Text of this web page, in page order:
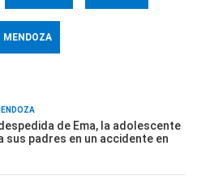
MENDOZA
de Ema, la adolescente
sus padres en un accidente en